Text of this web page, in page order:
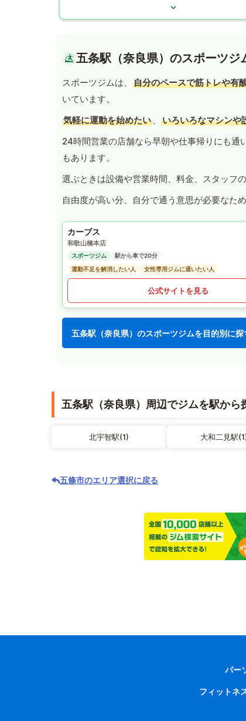
五条駅（奈良県）のスポーツジ
スポーツジムは、 自分のペースで筋トレや有
いています。
気軽に運動を始めたい 、 いろいろなマシンや
24時間営業の店舗なら早朝や仕事帰りにも通
もあります。
選ぶときは設備や営業時間、料金、スタッフ
自由度が高い分、自分で通う意思が必要なた
カーブス
和歌山橋本店
スポーツジム
駅から車で20分
運動不足を解消したい人
女性専用ジムに通いたい人
公式サイトを見る
五条駅（奈良県）のスポーツジムを目的別に探
五条駅（奈良県）周辺でジムを駅から
北宇智駅(1) 大和二見駅
五條市のエリア選択に戻る
パー
フィットネ